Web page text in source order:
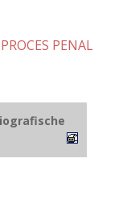
PENAL